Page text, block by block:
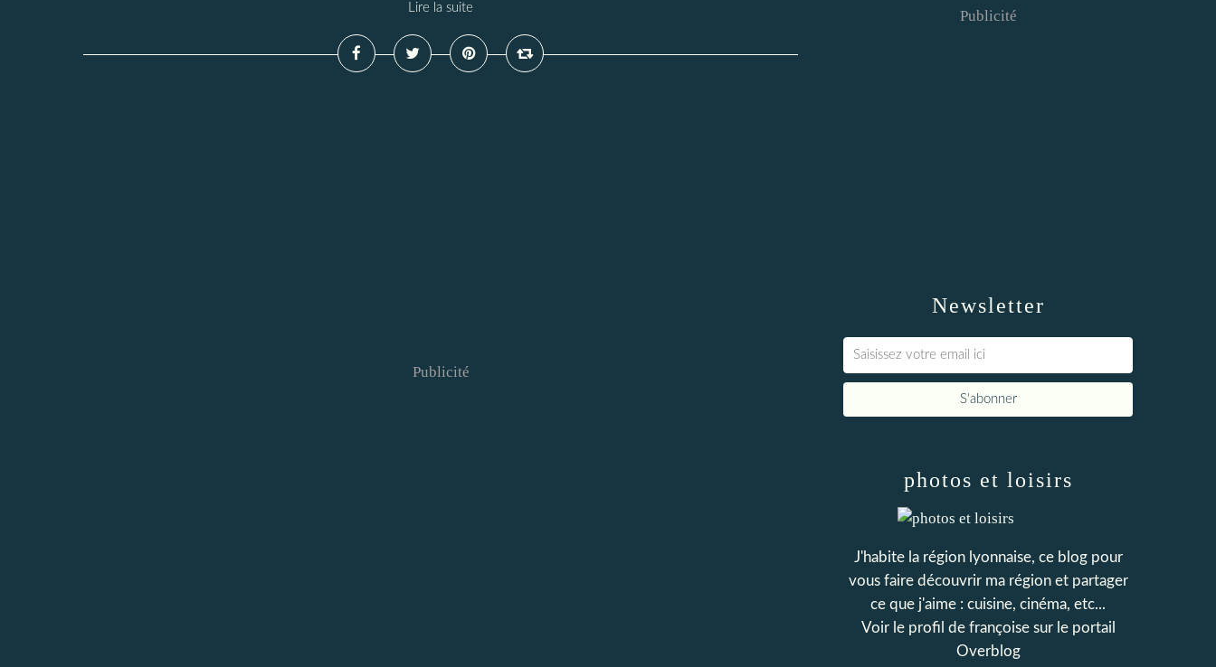
Lire la suite
Publicité
Newsletter
Publicité
photos et loisirs
J'habite la région lyonnaise, ce blog pour
vous faire découvrir ma région et partager
ce que j'aime : cuisine, cinéma, etc...
Voir le profil de françoisesur le portail
Overblog